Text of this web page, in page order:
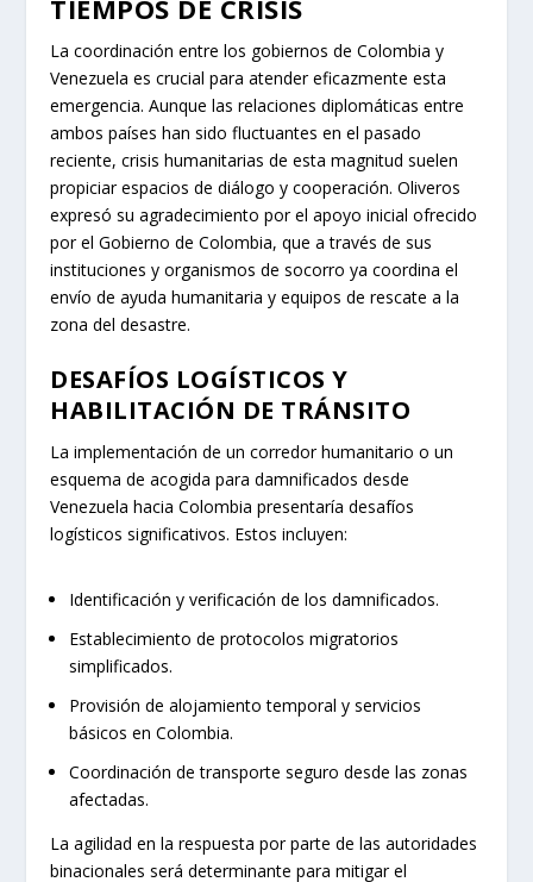
TIEMPOS DE CRISIS
La coordinación entre los gobiernos de Colombia y
Venezuela es crucial para atender eficazmente esta
emergencia. Aunque las relaciones diplomáticas entre
ambos países han sido fluctuantes en el pasado
reciente, crisis humanitarias de esta magnitud suelen
propiciar espacios de diálogo y cooperación. Oliveros
expresó su agradecimiento por el apoyo inicial ofrecido
por el Gobierno de Colombia, que a través de sus
instituciones y organismos de socorro ya coordina el
envío de ayuda humanitaria y equipos de rescate a la
zona del desastre.
DESAFÍOS LOGÍSTICOS Y
HABILITACIÓN DE TRÁNSITO
La implementación de un corredor humanitario o un
esquema de acogida para damnificados desde
Venezuela hacia Colombia presentaría desafíos
logísticos significativos. Estos incluyen:
Identificación y verificación de los damnificados.
Establecimiento de protocolos migratorios
simplificados.
Provisión de alojamiento temporal y servicios
básicos en Colombia.
Coordinación de transporte seguro desde las zonas
afectadas.
La agilidad en la respuesta por parte de las autoridades
binacionales será determinante para mitigar el